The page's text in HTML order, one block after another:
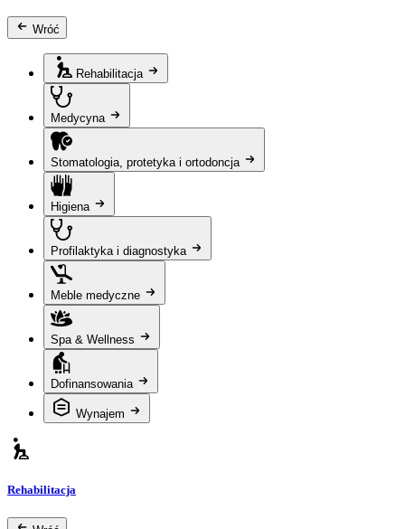
Wróć
Rehabilitacja
Medycyna
Stomatologia, protetyka i ortodoncja
Higiena
Profilaktyka i diagnostyka
Meble medyczne
Spa & Wellness
Dofinansowania
Wynajem
Rehabilitacja